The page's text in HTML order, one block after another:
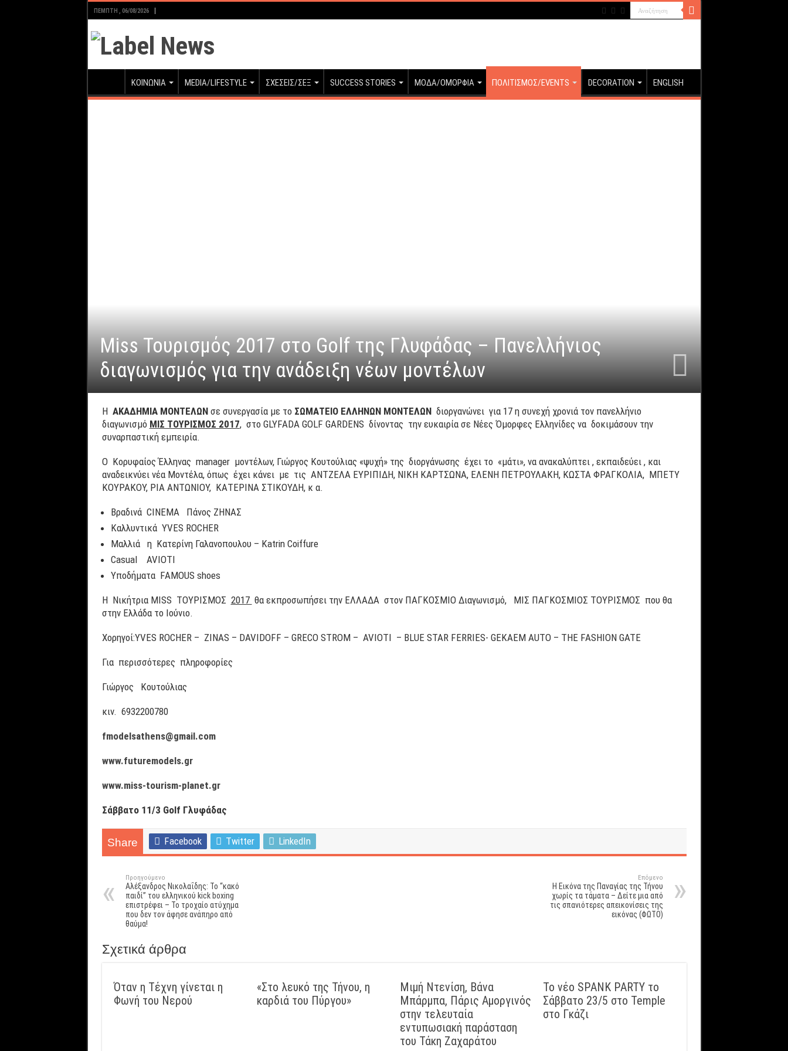
ΠΈΜΠΤΗ , 06/08/2026
ΚΟΙΝΩΝΙΑ MEDIA/LIFESTYLE ΣΧΕΣΕΙΣ/ΣΕΞ SUCCESS STORIES ΜΟΔΑ/ΟΜΟΡΦΙΑ ΠΟΛΙΤΙΣΜΟΣ/EVENTS DECORATION ENGLISH
Miss Τουρισμός 2017 στο Golf της Γλυφάδας – Πανελλήνιος
διαγωνισμός για την ανάδειξη νέων μοντέλων
H ΑΚΑΔΗΜΙΑ ΜΟΝΤΕΛΩΝσε συνεργασία με το ΣΩΜΑΤΕΙΟ ΕΛΛΗΝΩΝ ΜΟΝΤΕΛΩΝδιοργανώνει για 17 η συνεχή χρονιά τον πανελλήνιο
διαγωνισμό ΜΙΣ ΤΟΥΡΙΣΜΟΣ 2017, στο GLYFADA GOLF GARDENS δίνοντας την ευκαιρία σε Νέες Όμορφες Ελληνίδες να δοκιμάσουν την
συναρπαστική εμπειρία.
O Κορυφαίος Έλληνας manager μοντέλων, Γιώργος Κουτούλιας «ψυχή» της διοργάνωσης έχει το «μάτι», να ανακαλύπτει , εκπαιδεύει , και
αναδεικνύει νέα Μοντέλα, όπως έχει κάνει με τις ΑΝΤΖΕΛΑ ΕΥΡΙΠΙΔΗ, ΝΙΚΗ ΚΑΡΤΣΩΝΑ, ΕΛΕΝΗ ΠΕΤΡΟΥΛΑΚΗ, ΚΩΣΤΑ ΦΡΑΓΚΟΛΙΑ, ΜΠΕΤΥ
ΚΟΥΡΑΚΟΥ, ΡΙΑ ΑΝΤΩΝΙΟΥ, ΚΑΤΕΡΙΝΑ ΣΤΙΚΟΥΔΗ, κ α.
Βραδινά CINEMA Πάνος ΖΗΝΑΣ
Καλλυντικά YVES ROCHER
Μαλλιά η Κατερίνη Γαλανοπουλου – Katrin Coiffure
Casual AVIOTI
Υποδήματα FAMOUS shoes
Η Νικήτρια MISS ΤΟΥΡΙΣΜΟΣ 2017 θα εκπροσωπήσει την ΕΛΛΑΔΑ στον ΠΑΓΚΟΣΜΙΟ Διαγωνισμό, ΜΙΣ ΠΑΓΚΟΣΜΙΟΣ ΤΟΥΡΙΣΜΟΣ που θα
στην Ελλάδα το Ιούνιο.
Χορηγοί:YVES ROCHER – ZINAS – DAVIDOFF – GRECO STROM – AVIOTI – BLUE STAR FERRIES- GEKAEM AUTO – THE FASHION GATE
Για περισσότερες πληροφορίες
Γιώργος Κουτούλιας
κιν. 6932200780
fmodelsathens@gmail.com
www.futuremodels.gr
www.miss-tourism-planet.gr
Σάββατο 11/3 Golf Γλυφάδας
Share Facebook Twitter LinkedIn
Προηγούμενο
Αλέξανδρος Νικολαΐδης: Το “κακό
παιδί” του ελληνικού kick boxing
επιστρέφει – Το τροχαίο ατύχημα
που δεν τον άφησε ανάπηρο από
θαύμα!
Επόμενο
Η Εικόνα της Παναγίας της Τήνου
χωρίς τα τάματα – Δείτε μια από
τις σπανιότερες απεικονίσεις της
εικόνας (ΦΩΤΟ)
Σχετικά άρθρα
Όταν η Τέχνη γίνεται η
Φωνή του Νερού
«Στο λευκό της Τήνου, η
καρδιά του Πύργου»
Μιμή Ντενίση, Βάνα
Μπάρμπα, Πάρις Αμοργινός
στην τελευταία
εντυπωσιακή παράσταση
του Τάκη Ζαχαράτου
Το νέο SPANK PARTY το
Σάββατο 23/5 στο Temple
στο Γκάζι